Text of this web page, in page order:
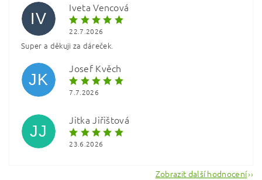
Vložením hodnocení souhlasíte s
IV
Iveta Vencová
22.7.2026
Super a děkuji za dáreček.
JK
Josef Kvěch
7.7.2026
JJ
Jitka Jiřištová
23.6.2026
Zobrazit další hodnocení